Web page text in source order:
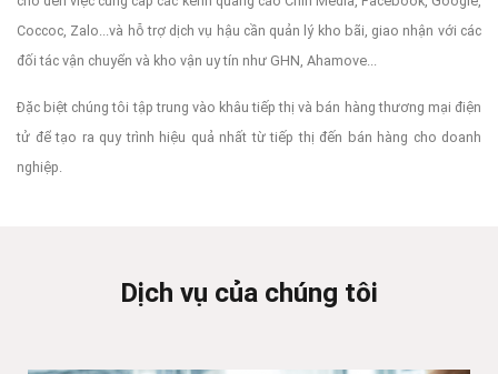
Coccoc, Zalo...và hỗ trợ dịch vụ hậu cần quản lý kho bãi, giao nhận với các
đối tác vận chuyển và kho vận uy tín như GHN, Ahamove...
Đặc biệt chúng tôi tập trung vào khâu tiếp thị và bán hàng thương mại điện
tử để tạo ra quy trình hiệu quả nhất từ tiếp thị đến bán hàng cho doanh
nghiệp.
Dịch vụ của chúng tôi